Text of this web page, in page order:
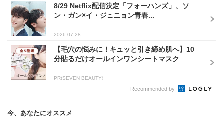
8/29 Netflix配信決定「フォーハンズ」、ソ
ン・ガン×イ・ジュニョン青春...
2026.07.28
【毛穴の悩みに！キュッと引き締め肌へ】10
分貼るだけオールインワンシートマスク
PR(SEVEN BEAUTY)
Recommended by
今、あなたにオススメ